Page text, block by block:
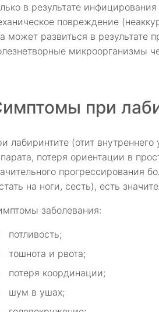
в результате
повреждение
может развиться в результате
микроорганизмы
при
лабиринтите (отит
потеря ориентации в
прогрессирования
на ноги, сесть), есть
заболевания:
потливость;
тошнота и рвота;
потеря координации;
шум в ушах;